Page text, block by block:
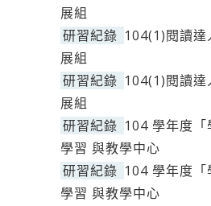
展組
研習紀錄 104(1)閱讀
展組
研習紀錄 104(1)閱讀
展組
研習紀錄 104 學年度「
學習 與教學中心
研習紀錄 104 學年度「
學習 與教學中心